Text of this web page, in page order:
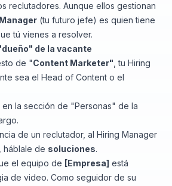
reclutadores. Aunque ellos gestionan
(tu futuro jefe) es quien tiene
tú vienes a resolver.
de la vacante
de "Content Marketer" , tu Hiring
sea el Head of Content o el
en la sección de "Personas" de la
de un reclutador, al Hiring Manager
háblale de soluciones.
el equipo de [Empresa] está
de video. Como seguidor de su